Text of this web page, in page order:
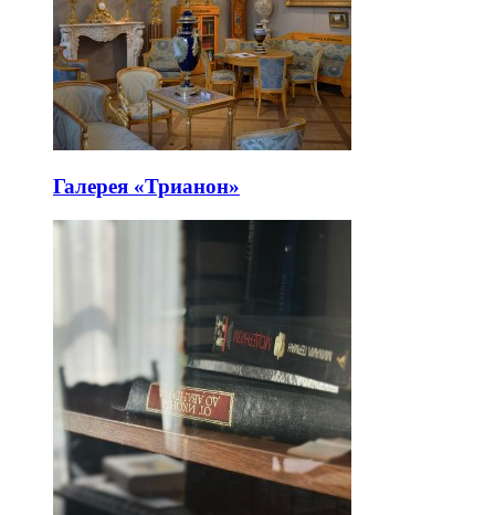
Галерея «Трианон»